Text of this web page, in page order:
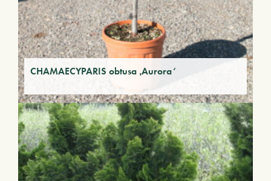
CHAMAECYPARIS obtusa ‚Aurora‘